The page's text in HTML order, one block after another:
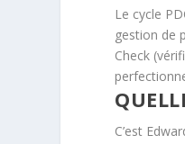
Le cycle
gestion de
Check
C’est